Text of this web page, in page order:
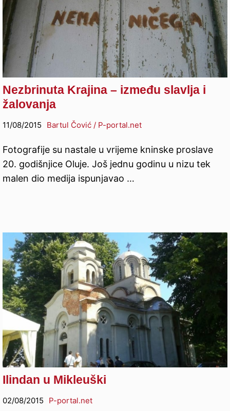
Nezbrinuta Krajina – između slavlja i
žalovanja
11/08/2015 Bartul Čović / P-portal.net
Fotografije su nastale u vrijeme kninske proslave
20. godišnjice Oluje. Još jednu godinu u nizu tek
malen dio medija ispunjavao …
Ilindan u Mikleuški
02/08/2015 P-portal.net